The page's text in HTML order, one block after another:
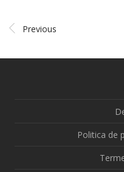
Previous
Politica de